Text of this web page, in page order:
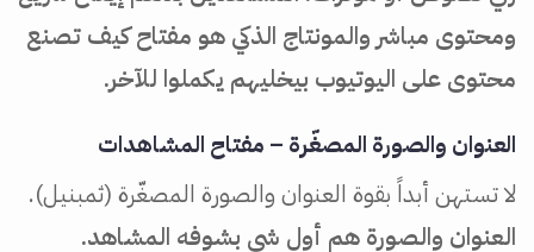
ومحتوى مباشر والمونتاج الذكي هو مفتاح كيف تصنع
محتوى على اليوتيوب بيخليهم يكملوا للآخر.
العنوان والصورة المصغّرة – مفتاح المشاهدات
لا تستهن أبداً بقوة العنوان والصورة المصغّرة (ثمبنيل).
العنوان والصورة هم أول شي بشوفه المشاهد.